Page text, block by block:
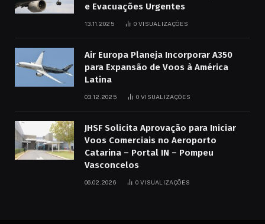
e Evacuações Urgentes
13.11.2025 0 VISUALIZAÇÕES
Air Europa Planeja Incorporar A350
para Expansão de Voos à América
Latina
03.12.2025 0 VISUALIZAÇÕES
JHSF Solicita Aprovação para Iniciar
Voos Comerciais no Aeroporto
Catarina – Portal IN – Pompeu
Vasconcelos
06.02.2026 0 VISUALIZAÇÕES